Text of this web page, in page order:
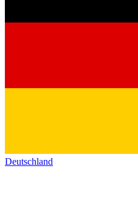
Deutschland